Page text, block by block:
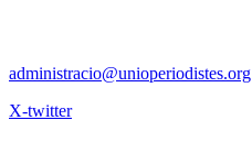
administracio@unioperiodistes.org
X-twitter